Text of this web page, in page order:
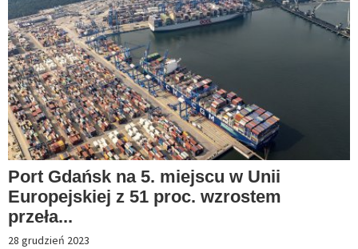
Port Gdańsk na 5. miejscu w Unii
Europejskiej z 51 proc. wzrostem
przeła...
28 grudzień 2023